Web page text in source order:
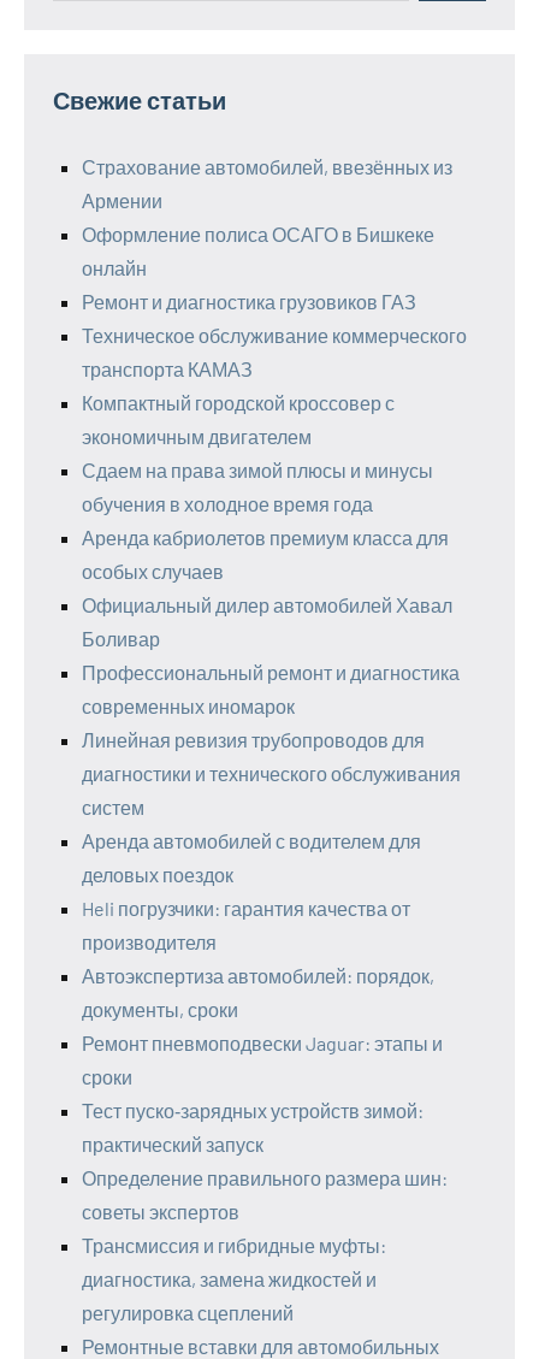
Свежие статьи
Страхование автомобилей, ввезённых из
Армении
Оформление полиса ОСАГО в Бишкеке
онлайн
Ремонт и диагностика грузовиков ГАЗ
Техническое обслуживание коммерческого
транспорта КАМАЗ
Компактный городской кроссовер с
экономичным двигателем
Сдаем на права зимой плюсы и минусы
обучения в холодное время года
Аренда кабриолетов премиум класса для
особых случаев
Официальный дилер автомобилей Хавал
Боливар
Профессиональный ремонт и диагностика
современных иномарок
Линейная ревизия трубопроводов для
диагностики и технического обслуживания
систем
Аренда автомобилей с водителем для
деловых поездок
Heli погрузчики: гарантия качества от
производителя
Автоэкспертиза автомобилей: порядок,
документы, сроки
Ремонт пневмоподвески Jaguar: этапы и
сроки
Тест пуско‑зарядных устройств зимой:
практический запуск
Определение правильного размера шин:
советы экспертов
Трансмиссия и гибридные муфты:
диагностика, замена жидкостей и
регулировка сцеплений
Ремонтные вставки для автомобильных